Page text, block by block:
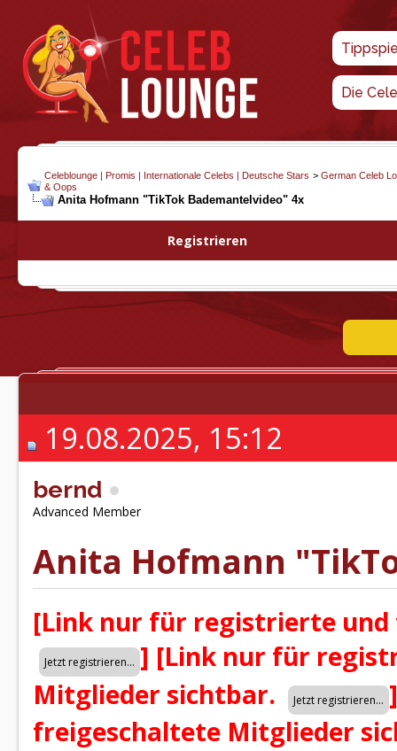
Die
Celeblounge | Promis | Internationale Celebs | Deutsche Stars > German Celeb
& Oops
Anita Hofmann "TikTok Bademantelvideo" 4x
Registrieren
19.08.2025, 15:12
bernd
Advanced Member
Anita Hofmann
[Link nur für registrierte
] [Link nur für
Mitglieder sichtbar.
]
freigeschaltete Mitglieder